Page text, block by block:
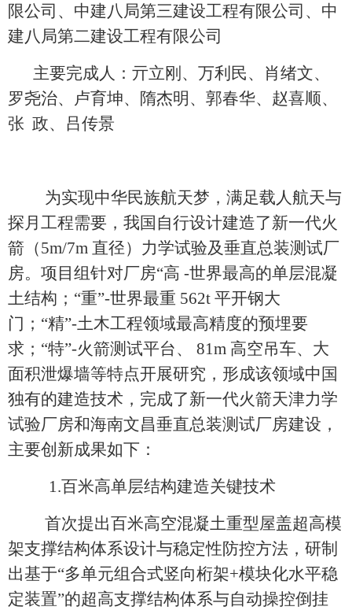
限公司、中建八局第三建设工程有限公司、中
建八局第二建设工程有限公司
主要完成人：亓立刚、万利民、肖绪文、
罗尧治、卢育坤、隋杰明、郭春华、赵喜顺、
张 政、吕传景
为实现中华民族航天梦，满足载人航天与
探月工程需要，我国自行设计建造了新一代火
箭（5m/7m 直径）力学试验及垂直总装测试厂
房。项目组针对厂房“高 -世界最高的单层混凝
土结构；“重”-世界最重 562t 平开钢大
门；“精”-土木工程领域最高精度的预埋要
求；“特”-火箭测试平台、 81m 高空吊车、大
面积泄爆墙等特点开展研究，形成该领域中国
独有的建造技术，完成了新一代火箭天津力学
试验厂房和海南文昌垂直总装测试厂房建设，
主要创新成果如下：
1.百米高单层结构建造关键技术
首次提出百米高空混凝土重型屋盖超高模
架支撑结构体系设计与稳定性防控方法，研制
出基于“多单元组合式竖向桁架+模块化水平稳
定装置”的超高支撑结构体系与自动操控倒挂